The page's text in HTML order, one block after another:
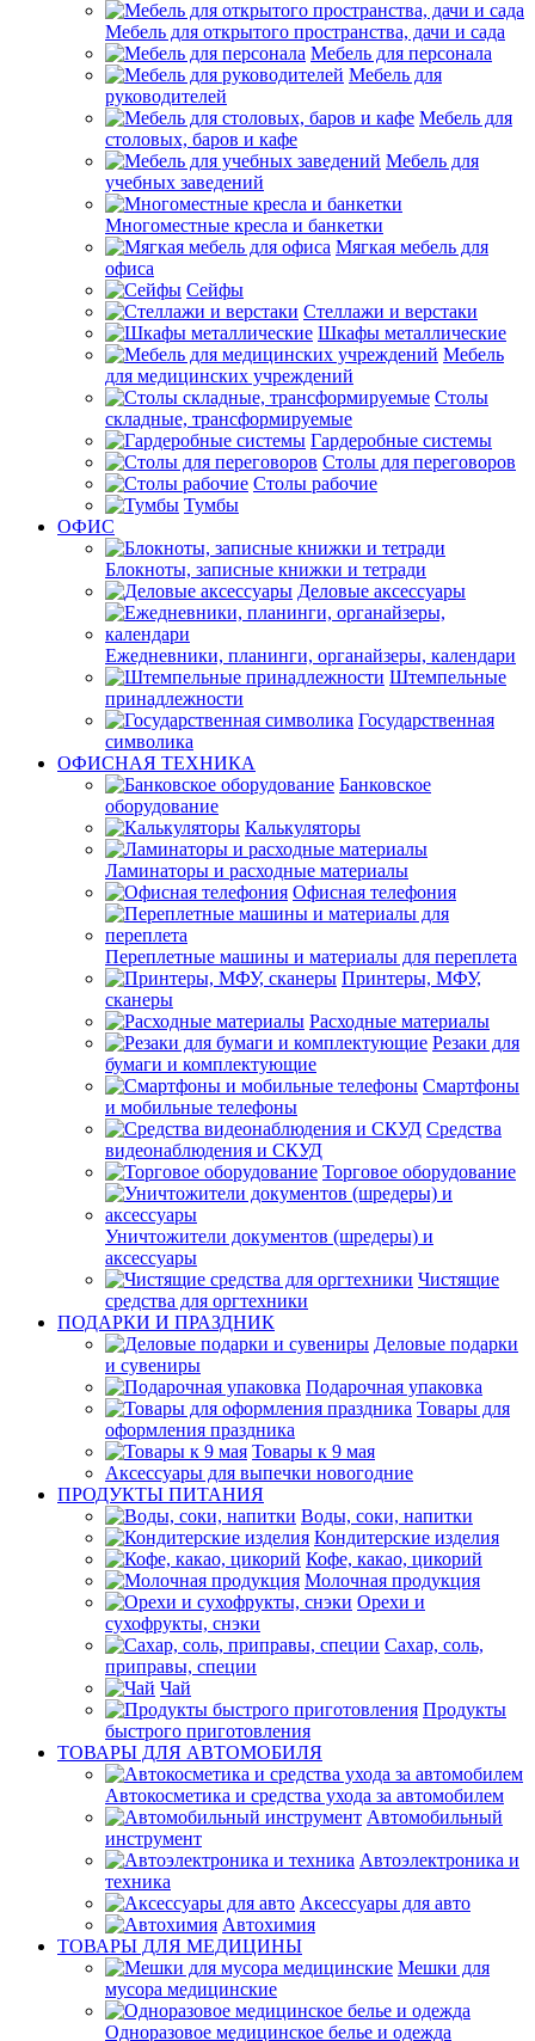
Мебель для открытого пространства, дачи и сада
Мебель для персонала
Мебель для
руководителей
Мебель для
столовых, баров и кафе
Мебель для
учебных заведений
Многоместные кресла и банкетки
Мягкая мебель для
офиса
Сейфы
Стеллажи и верстаки
Шкафы металлические
Мебель
для медицинских учреждений
Столы
складные, трансформируемые
Гардеробные системы
Столы для переговоров
Столы рабочие
Тумбы
ОФИС
Блокноты, записные книжки и тетради
Деловые аксессуары
Ежедневники, планинги, органайзеры, календари
Штемпельные
принадлежности
Государственная
символика
ОФИСНАЯ ТЕХНИКА
Банковское
оборудование
Калькуляторы
Ламинаторы и расходные материалы
Офисная телефония
Переплетные машины и материалы для переплета
Принтеры, МФУ,
сканеры
Расходные материалы
Резаки для
бумаги и комплектующие
Смартфоны
и мобильные телефоны
Средства
видеонаблюдения и СКУД
Торговое оборудование
Уничтожители документов (шредеры) и
аксессуары
Чистящие
средства для оргтехники
ПОДАРКИ И ПРАЗДНИК
Деловые подарки
и сувениры
Подарочная упаковка
Товары для
оформления праздника
Товары к 9 мая
Аксессуары для выпечки новогодние
ПРОДУКТЫ ПИТАНИЯ
Воды, соки, напитки
Кондитерские изделия
Кофе, какао, цикорий
Молочная продукция
Орехи и
сухофрукты, снэки
Сахар, соль,
приправы, специи
Чай
Продукты
быстрого приготовления
ТОВАРЫ ДЛЯ АВТОМОБИЛЯ
Автокосметика и средства ухода за автомобилем
Автомобильный
инструмент
Автоэлектроника и
техника
Аксессуары для авто
Автохимия
ТОВАРЫ ДЛЯ МЕДИЦИНЫ
Мешки для
мусора медицинские
Одноразовое медицинское белье и одежда